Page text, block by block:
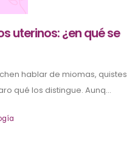
uterinos: ¿en qué se
hablar de miomas, quistes
qué los distingue. Aunq...